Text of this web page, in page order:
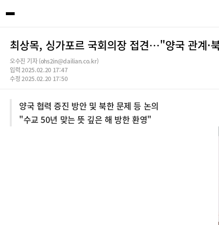
최상목, 싱가포르 국회의장 접견…"양국 관계·
오수진 기자 (ohs2in@dailian.co.kr)
입력 2025.02.20 17:47
수정 2025.02.20 17:50
양국 협력 증진 방안 및 북한 문제 등 논의
"수교 50년 맞는 뜻 깊은 해 방한 환영"